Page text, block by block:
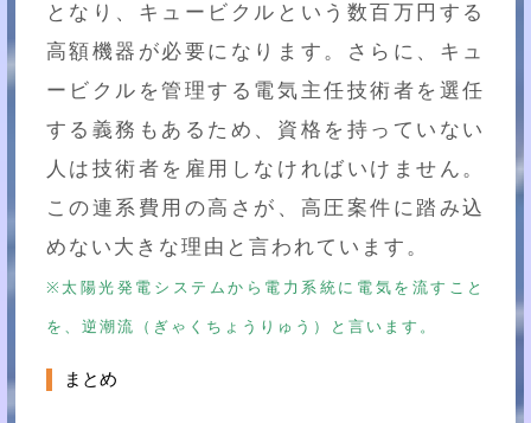
となり、キュービクルという数百万円する
高額機器が必要になります。さらに、キュ
ービクルを管理する電気主任技術者を選任
する義務もあるため、資格を持っていない
人は技術者を雇用しなければいけません。
この連系費用の高さが、高圧案件に踏み込
めない大きな理由と言われています。
※太陽光発電システムから電力系統に電気を流すこと
を、逆潮流（ぎゃくちょうりゅう）と言います。
まとめ